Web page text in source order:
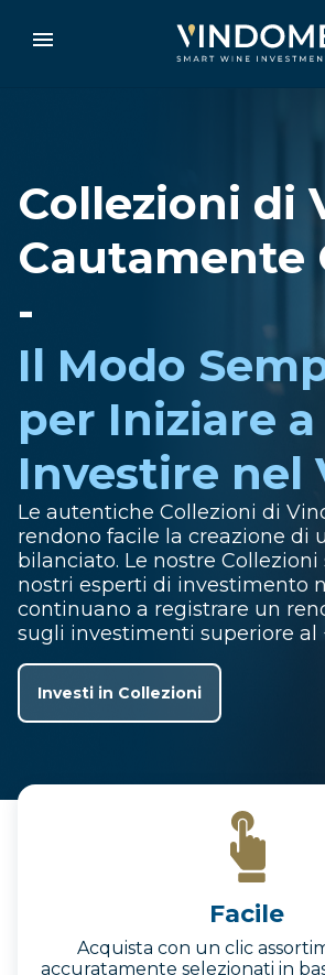
Collezioni di
Cautamente
-
Il Modo
per Iniziare a
Investire nel
Le autentiche Collezioni di
rendono facile la creazione di
bilanciato. Le nostre Collezioni
nostri esperti di investimento
continuano a registrare un
sugli investimenti superiore al
Investi in Collezioni
Facile
Acquista con un clic
accuratamente selezionati in